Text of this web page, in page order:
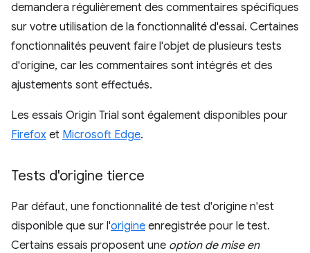
demandera régulièrement des commentaires spécifiques
sur votre utilisation de la fonctionnalité d'essai. Certaines
fonctionnalités peuvent faire l'objet de plusieurs tests
d'origine, car les commentaires sont intégrés et des
ajustements sont effectués.
Les essais Origin Trial sont également disponibles pour
Firefox et Microsoft Edge.
Tests d'origine tierce
Par défaut, une fonctionnalité de test d'origine n'est
disponible que sur l'origine enregistrée pour le test.
Certains essais proposent une option de mise en